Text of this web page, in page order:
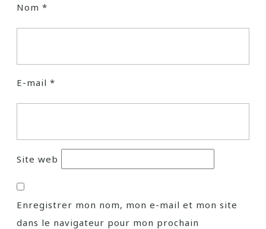
Nom *
E-mail *
Site web
Enregistrer mon nom, mon e-mail et mon site
dans le navigateur pour mon prochain